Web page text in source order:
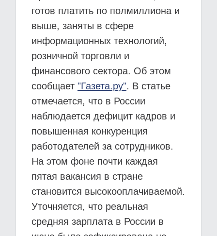
готов платить по полмиллиона и
выше, заняты в сфере
информационных технологий,
розничной торговли и
финансового сектора. Об этом
сообщает "Газета.ру". В статье
отмечается, что в России
наблюдается дефицит кадров и
повышенная конкуренция
работодателей за сотрудников.
На этом фоне почти каждая
пятая вакансия в стране
становится высокооплачиваемой.
Уточняется, что реальная
средняя зарплата в России в